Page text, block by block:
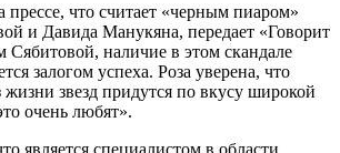
прессе, что считает «черным пиаром»
и Давида Манукяна, передает «Говорит
наличие в этом скандале
залогом успеха. Роза уверена, что
жизни звезд придутся по вкусу широкой
очень любят».
является специалистом в области